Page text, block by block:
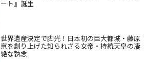
ート』誕生
世界遺産決定で脚光！日本初の巨大都城・藤原
京を創り上げた知られざる女帝・持統天皇の凄
絶な執念